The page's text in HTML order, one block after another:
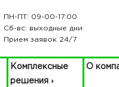
ПН-ПТ: 09-00-17:00
Сб-вс: выходные дни
Прием заявок 24/7
Комплексные
решения
О